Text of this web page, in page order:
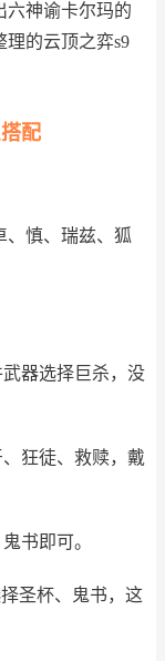
六神谕卡尔玛的
的云顶之弈s9
配
、慎、瑞兹、狐
器选择巨杀，没
狂徒、救赎，戴
书即可。
圣杯、鬼书，这